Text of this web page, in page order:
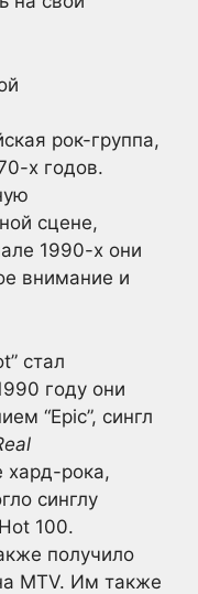
рок-группа,
х годов.
сцене,
1990-х они
внимание и
стал
году они
“Epic”, сингл
хард-рока,
синглу
100.
получило
MTV. Им также